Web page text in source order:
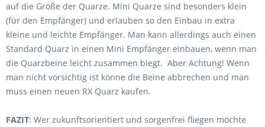
auf die Größe der Quarze. Mini Quarze sind besonders klein
(für den Empfänger) und erlauben so den Einbau in extra
kleine und leichte Empfänger. Man kann allerdings auch einen
Standard Quarz in einen Mini Empfänger einbauen, wenn man
die Quarzbeine leicht zusammen biegt. Aber Achtung! Wenn
man nicht vorsichtig ist könne die Beine abbrechen und man
muss einen neuen RX Quarz kaufen.
FAZIT: Wer zukunftsorientiert und sorgenfrei fliegen möchte